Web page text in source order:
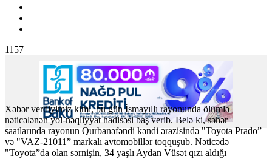
1157
Xəbər verdiyimiz kimi, bu gün İsmayıllı rayonunda ölümlə
nəticələnən yol-nəqliyyat hadisəsi baş verib. Belə ki, səhər
saatlarında rayonun Qurbanəfəndi kəndi ərazisində "Toyota Prado”
və "VAZ-21011” markalı avtomobillər toqquşub. Nəticədə
"Toyota”da olan sərnişin, 34 yaşlı Aydan Vüsət qızı aldığı